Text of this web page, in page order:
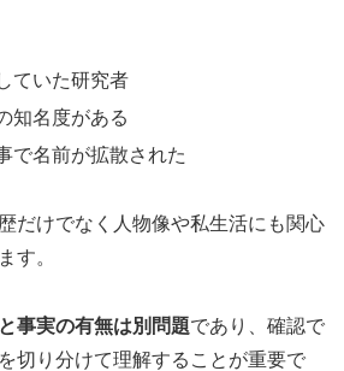
ていた研究者
知名度がある
で名前が拡散された
だけでなく人物像や私生活にも関心
す。
事実の有無は別問題であり、確認で
切り分けて理解することが重要で